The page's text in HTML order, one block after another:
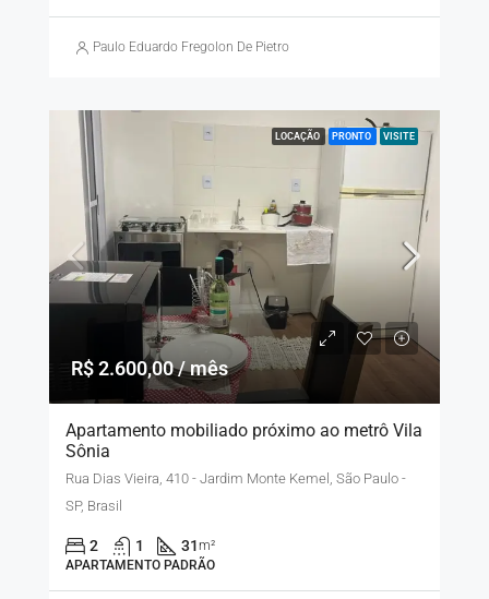
Paulo Eduardo Fregolon De Pietro
LOCAÇÃO PRONTO VISITE
R$ 2.600,00 / mês
Apartamento mobiliado próximo ao metrô Vila
Sônia
Rua Dias Vieira, 410 - Jardim Monte Kemel, São Paulo -
SP, Brasil
2 1 31m²
APARTAMENTO PADRÃO